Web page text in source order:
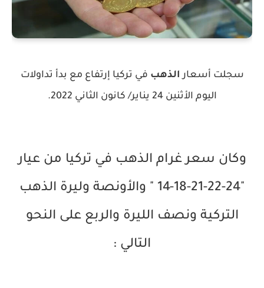
سجلت أسعار الذهب في تركيا إرتفاع مع بدأ تداولات
اليوم الأثنين 24 يناير/ كانون الثاني 2022.
وكان سعر غرام الذهب في تركيا من عيار
"24-22-21-18-14 " والأونصة وليرة الذهب
التركية ونصف الليرة والربع على النحو
التالي :